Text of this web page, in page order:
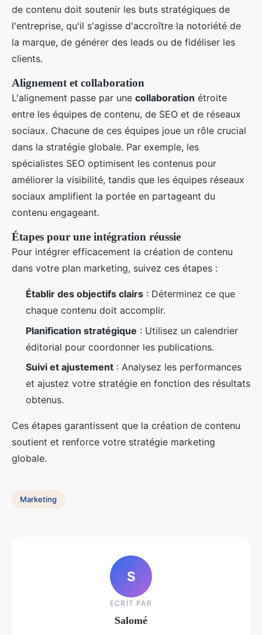
de contenu doit soutenir les buts stratégiques de
l'entreprise, qu'il s'agisse d'accroître la notoriété de
la marque, de générer des leads ou de fidéliser les
clients.
Alignement et collaboration
L'alignement passe par une collaboration étroite
entre les équipes de contenu, de SEO et de réseaux
sociaux. Chacune de ces équipes joue un rôle crucial
dans la stratégie globale. Par exemple, les
spécialistes SEO optimisent les contenus pour
améliorer la visibilité, tandis que les équipes réseaux
sociaux amplifient la portée en partageant du
contenu engageant.
Étapes pour une intégration réussie
Pour intégrer efficacement la création de contenu
dans votre plan marketing, suivez ces étapes :
Établir des objectifs clairs : Déterminez ce que
chaque contenu doit accomplir.
Planification stratégique : Utilisez un calendrier
éditorial pour coordonner les publications.
Suivi et ajustement : Analysez les performances
et ajustez votre stratégie en fonction des résultats
obtenus.
Ces étapes garantissent que la création de contenu
soutient et renforce votre stratégie marketing
globale.
Marketing
S
ECRIT PAR
Salomé